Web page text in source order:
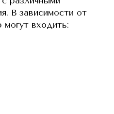
В зависимости от
входить: